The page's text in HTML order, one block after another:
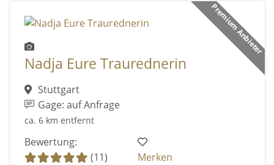
Premium Anbieter
Nadja Eure Traurednerin
Stuttgart
Gage: auf Anfrage
ca. 6 km entfernt
Bewertung:
(11)
Merken